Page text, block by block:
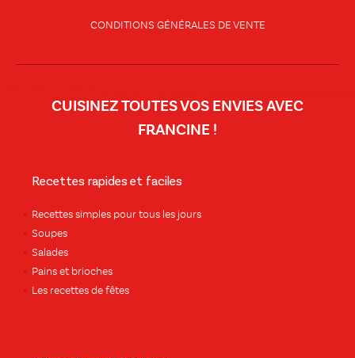
CONDITIONS GÉNÉRALES DE VENTE
CUISINEZ TOUTES VOS ENVIES AVEC
FRANCINE !
Recettes rapides et faciles
Recettes simples pour tous les jours
Soupes
Salades
Pains et brioches
Les recettes de fêtes